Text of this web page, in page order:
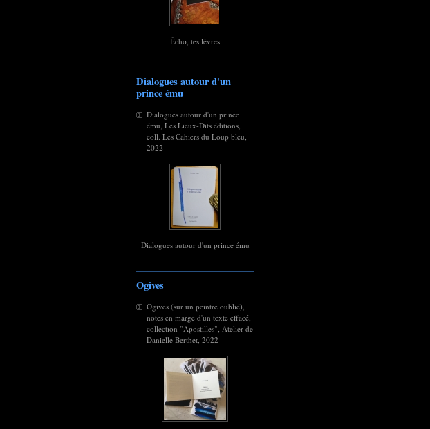
Écho, tes lèvres
Dialogues autour d'un
prince ému
Dialogues autour d'un prince
ému, Les Lieux-Dits éditions,
coll. Les Cahiers du Loup bleu,
2022
Dialogues autour d'un prince ému
Ogives
Ogives (sur un peintre oublié),
notes en marge d'un texte effacé,
collection "Apostilles", Atelier de
Danielle Berthet, 2022